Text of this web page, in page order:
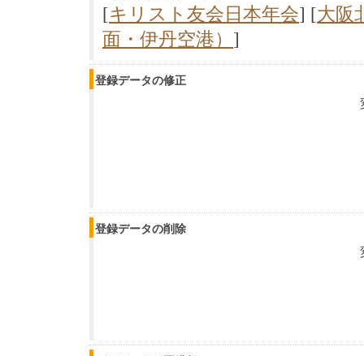
[キリスト友会日本年会] [大阪
面・伊丹空港） ]
登録データの修正
登録データの削除